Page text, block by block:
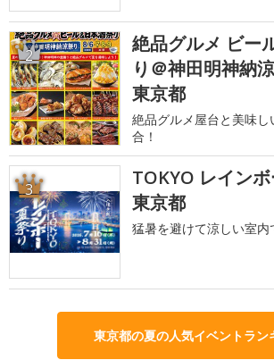
2
絶品グルメ ビー
り＠神田明神納
東京都
絶品グルメ屋台と美味
合！
3
TOKYO レイン
東京都
猛暑を避けて涼しい室内
東京都の夏の人気イベントラン